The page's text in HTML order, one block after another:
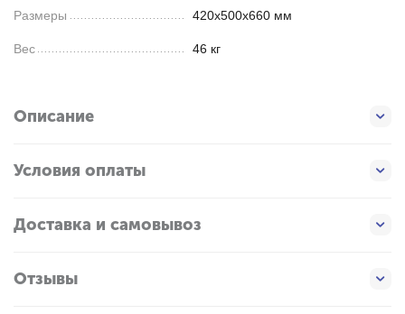
Размеры 420х500х660 мм
Вес 46 кг
Описание
Условия оплаты
Доставка и самовывоз
Отзывы